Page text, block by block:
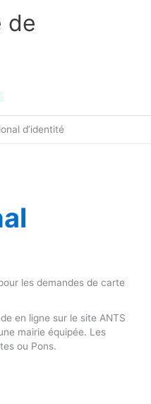
de
d’identité
les demandes de carte
en ligne sur le site ANTS
mairie équipée. Les
ou Pons.